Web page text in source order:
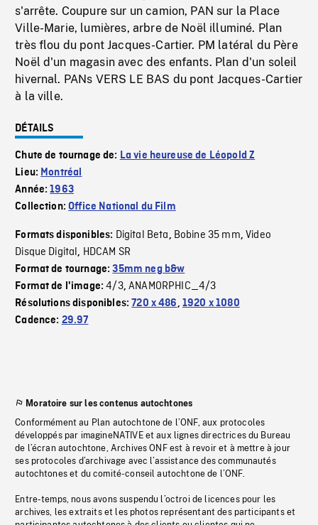
s'arrête. Coupure sur un camion, PAN sur la Place
Ville-Marie, lumières, arbre de Noël illuminé. Plan
très flou du pont Jacques-Cartier. PM latéral du Père
Noël d'un magasin avec des enfants. Plan d'un soleil
hivernal. PANs VERS LE BAS du pont Jacques-Cartier
à la ville.
DÉTAILS
Chute de tournage de: La vie heureuse de Léopold Z
Lieu: Montréal
Année:1963
Collection:Office National du Film
Formats disponibles: Digital Beta, Bobine 35 mm,Video
Disque Digital, HDCAM SR
Format de tournage:35mm neg b&w
Format de l'image:4/3,ANAMORPHIC_4/3
Résolutions disponibles:720 x 486, 1920 x 1080
Cadence: 29.97
Moratoire sur les contenus autochtones
Conformément au Plan autochtone de l’ONF, aux protocoles
développés par imagineNATIVE et aux lignes directrices du Bureau
de l’écran autochtone, Archives ONF est à revoir et à mettre à jour
ses protocoles d’archivage avec l’assistance des communautés
autochtones et du comité-conseil autochtone de l’ONF.
Entre-temps, nous avons suspendu l’octroi de licences pour les
archives, les extraits et les photos représentant des participants et